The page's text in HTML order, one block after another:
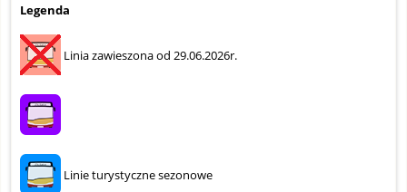
Legenda
Linia zawieszona od 29.06.2026r.
Linie turystyczne sezonowe